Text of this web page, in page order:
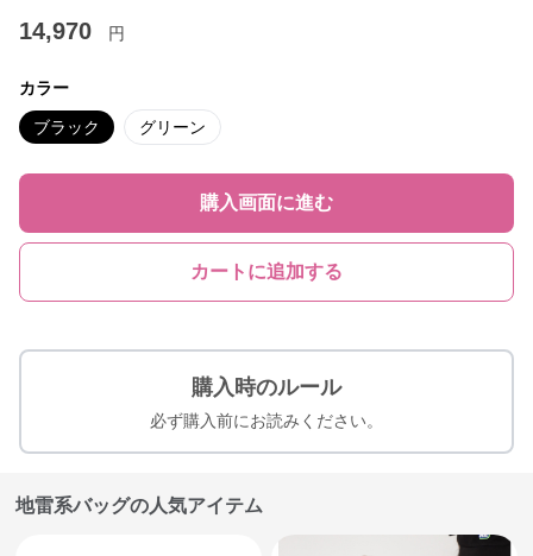
14,970 円
カラー
ブラック グリーン
購入画面に進む
カートに追加する
購入時のルール
必ず購入前にお読みください。
地雷系バッグの人気アイテム